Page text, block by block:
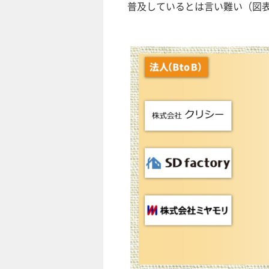
普及しているとは言い難い（図